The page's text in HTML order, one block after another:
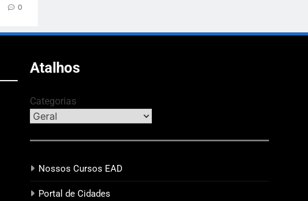
0
Atalhos
Categorias
Nossos Cursos EAD
Portal de Cidades